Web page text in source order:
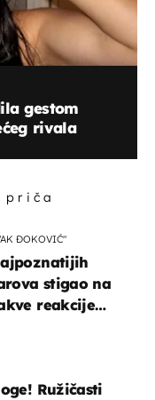
gestom
rivala
ĐOKOVIĆ"
stigao na
reakcije
Ružičasti